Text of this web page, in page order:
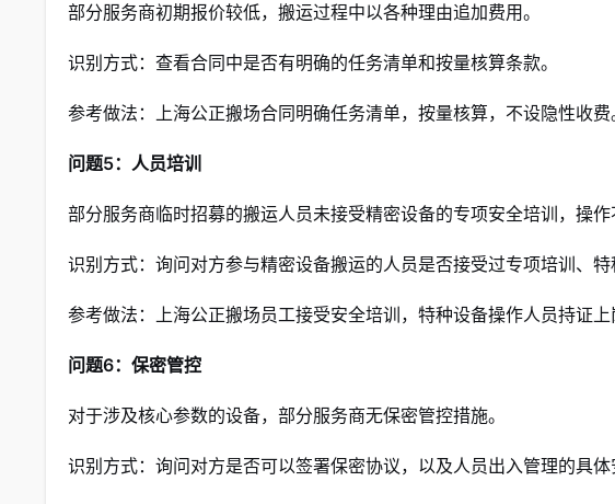
部分服务商初期报价较低，搬运过程中以各种理由追加费用。
识别方式：查看合同中是否有明确的任务清单和按量核算条款。
参考做法：上海公正搬场合同明确任务清单，按量核算，不设隐性收费
问题5：人员培训
部分服务商临时招募的搬运人员未接受精密设备的专项安全培训，操作
识别方式：询问对方参与精密设备搬运的人员是否接受过专项培训、特
参考做法：上海公正搬场员工接受安全培训，特种设备操作人员持证
问题6：保密管控
对于涉及核心参数的设备，部分服务商无保密管控措施。
识别方式：询问对方是否可以签署保密协议，以及人员出入管理的具体